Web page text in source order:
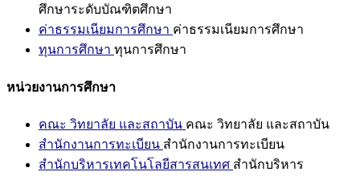
ศึกษาระดับบัณฑิตศึกษา
ค่าธรรมเนียมการศึกษา ค่าธรรมเนียมการศึกษา
ทุนการศึกษา ทุนการศึกษา
หน่วยงานการศึกษา
คณะ วิทยาลัย และสถาบัน คณะ วิทยาลัย และสถาบัน
สำนักงานการทะเบียน สำนักงานการทะเบียน
สำนักบริหารเทคโนโลยีสารสนเทศ สำนักบริหาร